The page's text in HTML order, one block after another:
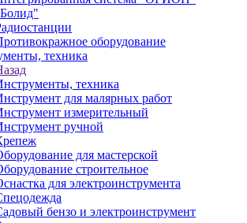
оборудование
техника
техника
для малярных работ
измерительный
ручной
для мастерской
строительное
для электроинструмента
бензо и электроинструмент